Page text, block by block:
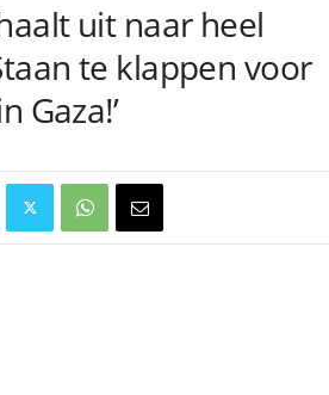
uit naar heel
te klappen voor
Gaza!’